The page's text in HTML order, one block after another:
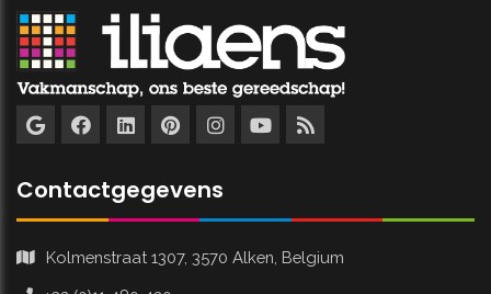
Contactgegevens
Kolmenstraat 1307, 3570 Alken, Belgium